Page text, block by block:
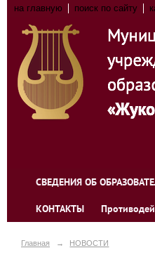
на главную поиск по сайту
СВЕДЕНИЯ ОБ
КОНТАКТЫ
Главная → НОВОСТИ